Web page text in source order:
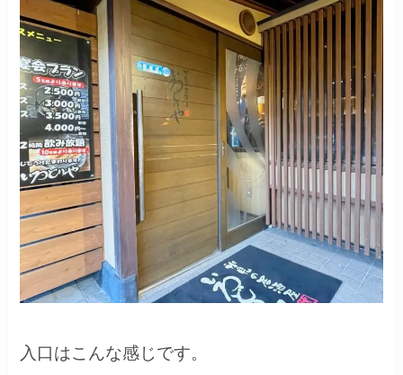
入口はこんな感じです。